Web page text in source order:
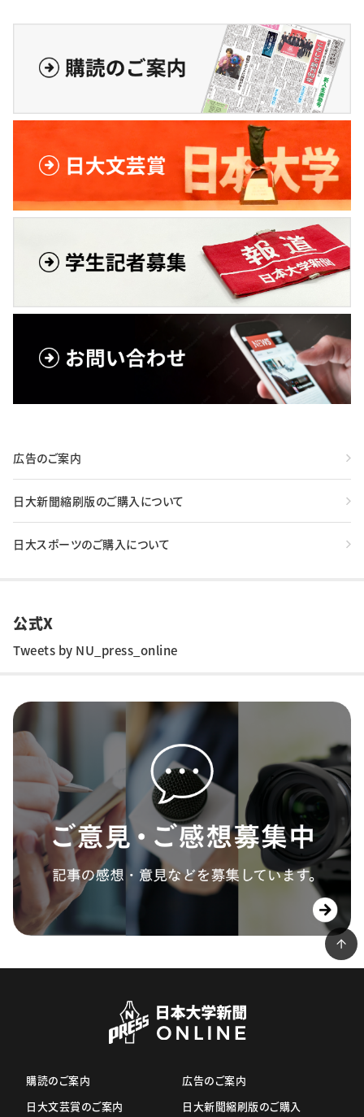
広告のご案内
日大新聞縮刷版のご購入について
日大スポーツのご購入について
公式X
Tweets by NU_press_online
購読のご案内
日大文芸賞のご案内
広告のご案内
日大新聞縮刷版のご購入